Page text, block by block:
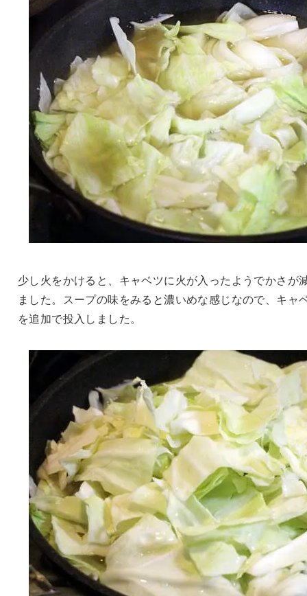
少し火をかけると、キャベツに火が入ったようでかさが
ました。スープの味をみると濃いめな感じなので、キャ
を追加で投入しました。